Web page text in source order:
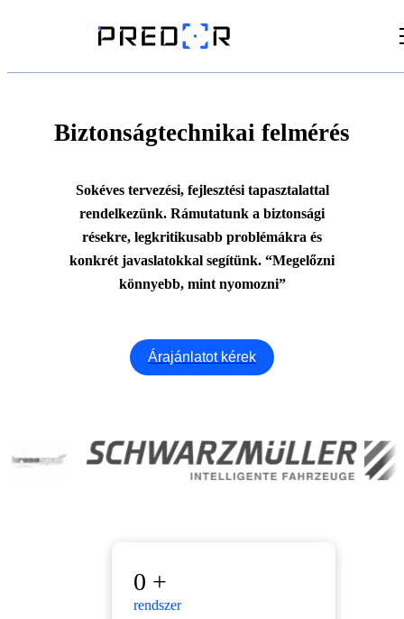
Videók
Dokumentumtár
Biztonságtechnikai felmérés
Sokéves tervezési, fejlesztési tapasztalattal
rendelkezünk. Rámutatunk a biztonsági
résekre, legkritikusabb problémákra és
konkrét javaslatokkal segítünk. “Megelőzni
könnyebb, mint nyomozni”
Árajánlatot kérek
0 +
rendszer